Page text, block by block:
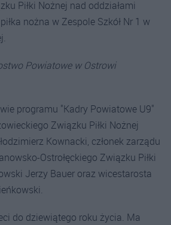
Piłki Nożnej nad oddziałami
nożna w Zespole Szkół Nr 1 w
Powiatowe w Ostrowi
programu "Kadry Powiatowe U9"
Związku Piłki Nożnej
Kownacki, członek zarządu
Ostrołęckiego Związku Piłki
Jerzy Bauer oraz wicestarosta
do dziewiątego roku życia. Ma